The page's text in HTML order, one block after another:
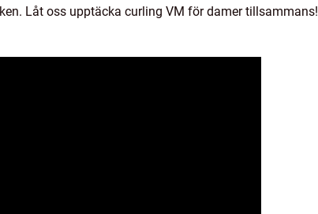
Låt oss upptäcka curling VM för damer tillsammans!